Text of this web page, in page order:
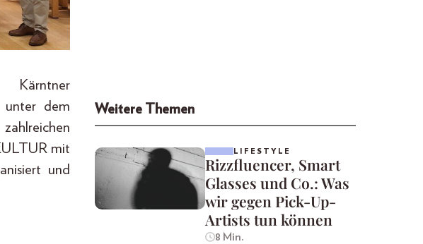
unter dem
mit
und
Weitere Themen
LIFESTYLE
Rizzfluencer, Smart
Glasses und Co.: Was
wir gegen Pick-Up-
Artists tun können
8 Min.